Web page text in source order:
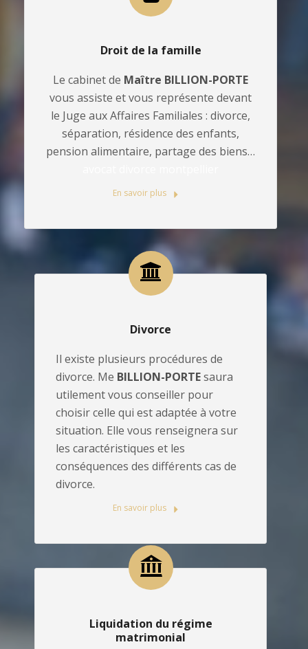
Droit de la famille
Le cabinet de Maître BILLION-PORTE
vous assiste et vous représente devant
le Juge aux Affaires Familiales : divorce,
séparation, résidence des enfants,
pension alimentaire, partage des biens…
En savoir plus
Divorce
Il existe plusieurs procédures de
divorce. Me BILLION-PORTEsaura
utilement vous conseiller pour
choisir celle qui est adaptée à votre
situation. Elle vous renseignera sur
les caractéristiques et les
conséquences des différents cas de
divorce.
En savoir plus
Liquidation du régime
matrimonial